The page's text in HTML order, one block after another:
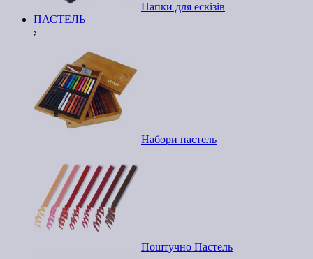
Папки для ескізів
ПАСТЕЛЬ
Набори пастель
Поштучно Пастель